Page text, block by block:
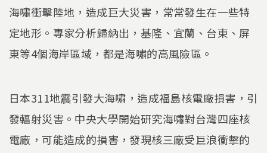
海嘯衝擊陸地，造成巨大災害，常常發生在一些特
定地形。專家分析歸納出，基隆、宜蘭、台東、屏
東等4個海岸區域，都是海嘯的高風險區。
日本311地震引發大海嘯，造成福島核電廠損害，引
發輻射災害。中央大學開始研究海嘯對台灣四座核
電廠，可能造成的損害，發現核三廠受巨浪衝擊的